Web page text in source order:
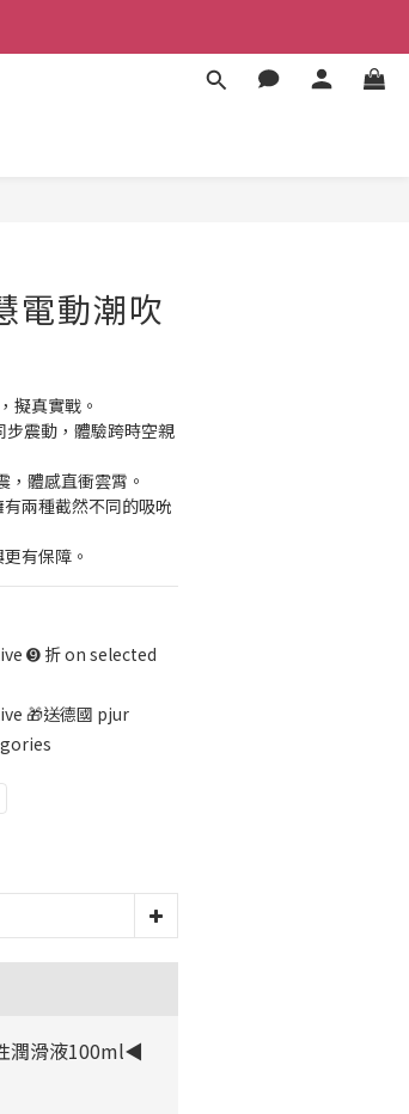
電動潮吹
擬真實戰。
震動，體驗跨時空親
，體感直衝雲霄。
兩種截然不同的吸吮
有保障。
➒ 折 on selected
🎁送德國 pjur
潤滑液100ml◀